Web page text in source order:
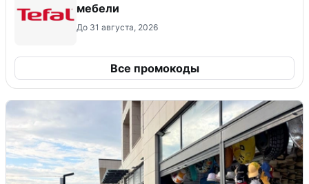
мебели
До 31 августа, 2026
Все промокоды